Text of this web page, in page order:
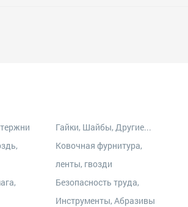
Гайки, Шайбы, Другие...
Ковочная фурнитура,
ленты, гвозди
Безопасность труда,
Инструменты, Абразивы